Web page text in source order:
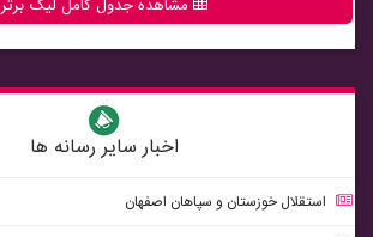
مشاهده جدول کامل لیگ برتر
اخبار سایر رسانه ها
استقلال خوزستان و سپاهان اصفهان